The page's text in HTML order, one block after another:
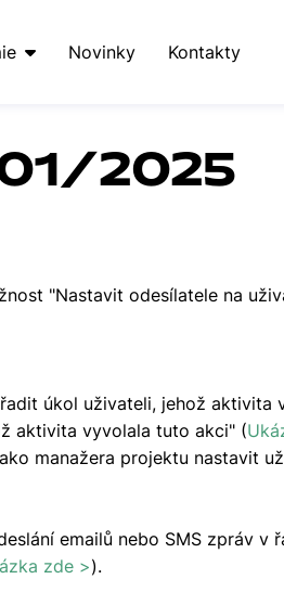
Novinky Kontakty
01/2025
"Nastavit odesílatele na
úkol uživateli, jehož aktivita
aktivita vyvolala tuto akci" (
manažera projektu nastavit
emailů nebo SMS zpráv v
zde >).